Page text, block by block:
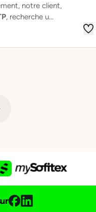
notre client,
, recherche u...